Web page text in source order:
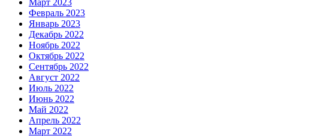
Март 2023
Февраль 2023
Январь 2023
Декабрь 2022
Ноябрь 2022
Октябрь 2022
Сентябрь 2022
Август 2022
Июль 2022
Июнь 2022
Май 2022
Апрель 2022
Март 2022